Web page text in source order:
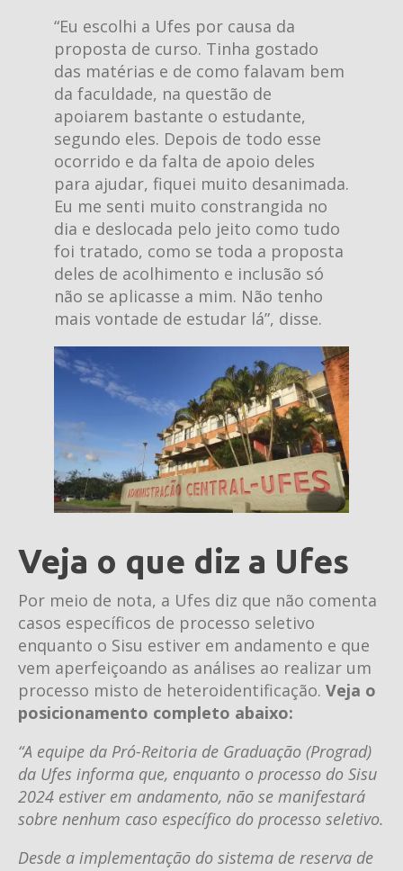
“Eu escolhi a Ufes por causa da
proposta de curso. Tinha gostado
das matérias e de como falavam bem
da faculdade, na questão de
apoiarem bastante o estudante,
segundo eles. Depois de todo esse
ocorrido e da falta de apoio deles
para ajudar, fiquei muito desanimada.
Eu me senti muito constrangida no
dia e deslocada pelo jeito como tudo
foi tratado, como se toda a proposta
deles de acolhimento e inclusão só
não se aplicasse a mim. Não tenho
mais vontade de estudar lá”, disse.
Veja o que diz a Ufes
Por meio de nota, a Ufes diz que não comenta
casos específicos de processo seletivo
enquanto o Sisu estiver em andamento e que
vem aperfeiçoando as análises ao realizar um
processo misto de heteroidentificação. Veja o
posicionamento completo abaixo:
“A equipe da Pró-Reitoria de Graduação (Prograd)
da Ufes informa que, enquanto o processo do Sisu
2024 estiver em andamento, não se manifestará
sobre nenhum caso específico do processo seletivo.
Desde a implementação do sistema de reserva de